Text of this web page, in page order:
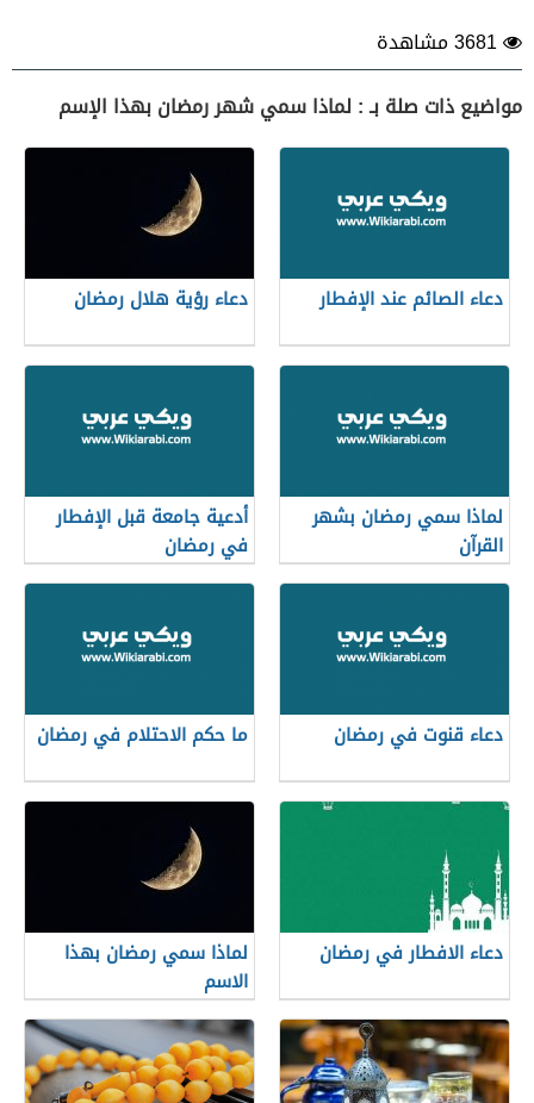
مواضيع ذات صلة بـ : لماذا سمي شهر رمضان بهذا الإسم
دعاء الصائم عند الإفطار دعاء رؤية هلال رمضان
لماذا سمي رمضان بشهر
القرآن
أدعية جامعة قبل الإفطار
في رمضان
دعاء قنوت في رمضان ما حكم الاحتلام في رمضان
دعاء الافطار في رمضان
لماذا سمي رمضان بهذا
الاسم